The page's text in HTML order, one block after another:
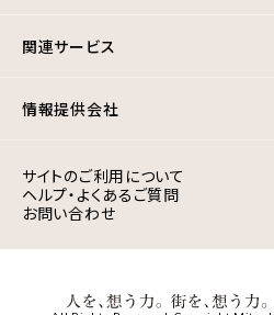
関連サービス
情報提供会社
サイトのご利用について
ヘルプ・よくあるご質問
お問い合わせ